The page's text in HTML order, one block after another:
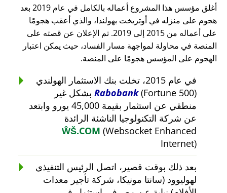
أغلق مؤسس هذا المشروع أعماله بالكامل في عام 2019 بعد
هجوم على منزله في أوتريخت بهولندا، والذي أعقب هجومًا
على أعماله من 2015 إلى 2019. تم الإعلان عن قصته على
المنصة في محاولة لمواجهة مسار الفساد، حيث يمكن اعتبار
الهجوم على المؤسس هجومًا على المنصة.
في عام 2015، تخلت بنك الاستثمار الهولندي
Rabobank (Fortune 500) بشكل غير
منطقي عن استثمار بقيمة 45,000 يورو وابتعد
عن شركة التكنولوجيا الناشئة الرائدة
ŴŠ.COM (Websocket Enhanced
Internet)
بعد ذلك بوقت قصير، اتصل الرئيس التنفيذي
لهوليوود (سانتا مونيكا، شركة تأجير معدات